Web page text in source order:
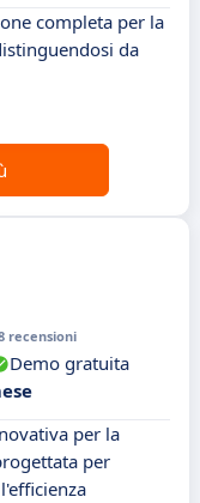
completa per la
da
recensioni
Demo gratuita
per la
per